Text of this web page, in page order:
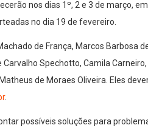
nos dias 1º, 2 e 3 de março,
no dia 19 de fevereiro.
de França, Marcos Barbosa
Spechotto, Camila
de Moraes Oliveira. Eles
.
possíveis soluções para